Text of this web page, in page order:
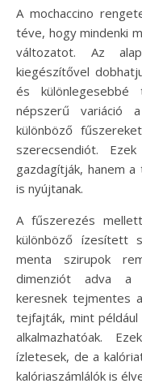
A mochaccino
téve, hogy mindenki
változatot. Az
kiegészítővel
és
népszerű variáció
különböző
szerecsendiót.
gazdagítják, hanem
is nyújtanak.
A fűszerezés
különböző ízesített
menta szirupok
dimenziót adva a
keresnek tejmentes
tejfajták, mint például
alkalmazhatóak.
ízletesek, de a
kalóriaszámlálók is